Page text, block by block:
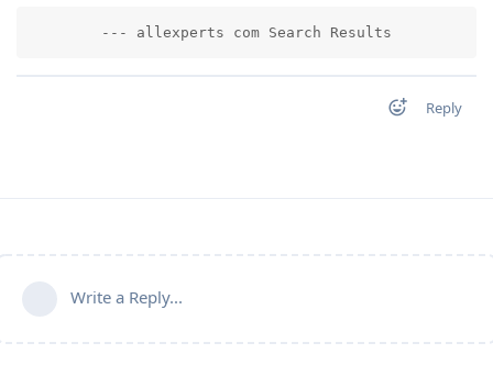
        --- allexperts com Search Results
Reply
Write a Reply...